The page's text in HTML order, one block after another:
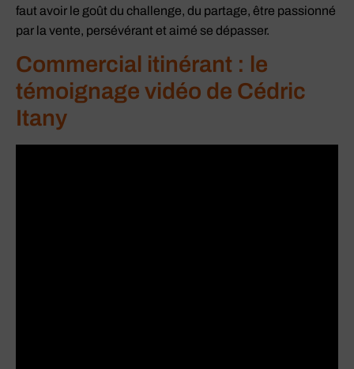
faut avoir le goût du challenge, du partage, être passionné
par la vente, persévérant et aimé se dépasser.
Commercial itinérant : le
témoignage vidéo de Cédric
Itany